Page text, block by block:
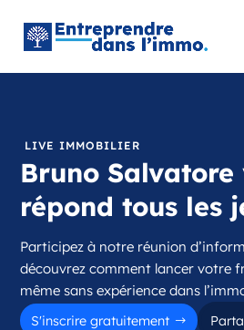
LIVE IMMOBILIER
Bruno Salvatore
répond tous les
Participez à notre réunion
découvrez comment lancer votre
même sans expérience dans
S'inscrire gratuitement